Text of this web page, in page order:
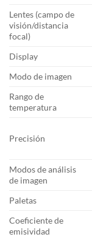
Lentes (campo de
visión/distancia
focal)
Display
Modo de imagen
Rango de
temperatura
Precisión
Modos de análisis
de imagen
Paletas
Coeficiente de
emisividad